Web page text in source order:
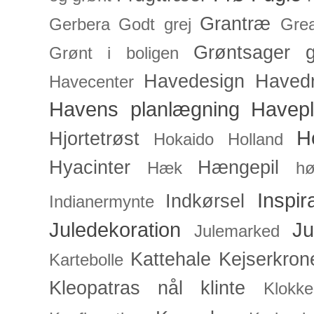
Gerbera Godt grej Grantræ
Grønt i boligen
Grøntsager
Havecenter Havedesign
Havens planlægning
Hjortetrøst Hokaido Holland
Hyacinter Hæk Hængepil
Indianermynte
Indkørsel
Juledekoration
Julemarked
Kartebolle Kattehale
Kleopatras nål
klinte